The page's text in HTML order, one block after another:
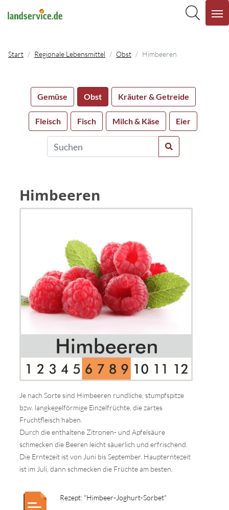
Start Regionale Lebensmittel Obst Himbeeren
Gemüse Obst Kräuter & Getreide
Fleisch Fisch Milch & Käse Eier
Himbeeren
Je nach Sorte sind Himbeeren rundliche, stumpfspitze
bzw. langkegelförmige Einzelfrüchte, die zartes
Fruchtfleisch haben.
Durch die enthaltene Zitronen- und Apfelsäure
schmecken die Beeren leicht säuerlich und erfrischend.
Die Erntezeit ist von Juni bis September. Haupterntezeit
ist im Juli, dann schmecken die Früchte am besten.
Rezept: "Himbeer-Joghurt-Sorbet"